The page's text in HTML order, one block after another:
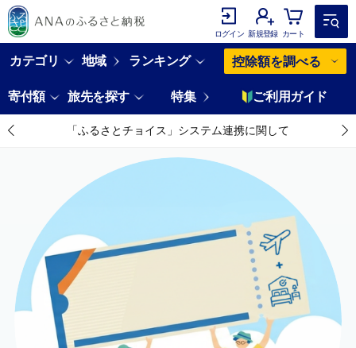
ログイン 新規登録 カート
カテゴリ 地域 ランキング 控除額を調べる
寄付額 旅先を探す 特集 ご利用ガイド
「ふるさとチョイス」システム連携に関して